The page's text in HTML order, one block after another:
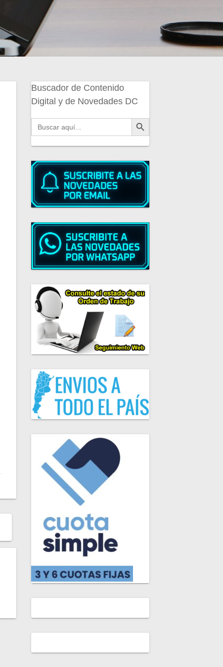
Buscador de Contenido
Digital y de Novedades DC
Buscar: Botón de búsqueda